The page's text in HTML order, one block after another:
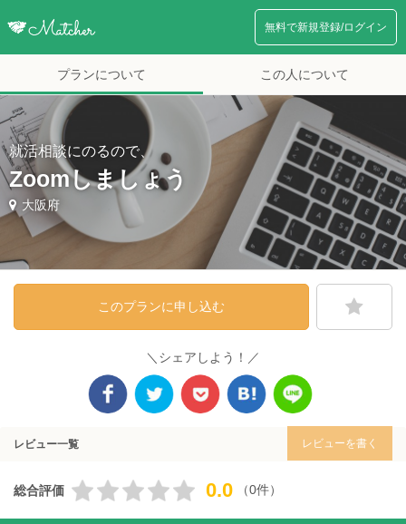
無料で新規登録/ログイン
プランについて この人について
就活相談にのるので、
Zoomしましょう
大阪府
このプランに申し込む
＼シェアしよう！／
レビュー一覧 レビューを書く
総合評価 0.0 （0件）